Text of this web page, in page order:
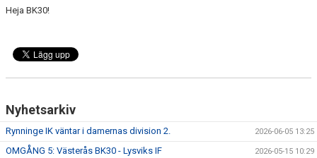
Heja BK30!
Nyhetsarkiv
Rynninge IK väntar i damernas division 2. 2026-06-05 13:25
OMGÅNG 5: Västerås BK30 - Lysviks IF 2026-05-15 10:29